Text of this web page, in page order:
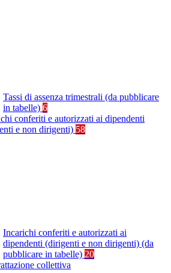
Tassi di assenza trimestrali (da pubblicare
in tabelle) 6
conferiti e autorizzati ai dipendenti
e non dirigenti) 58
Incarichi conferiti e autorizzati ai
dipendenti (dirigenti e non dirigenti) (da
pubblicare in tabelle) 20
collettiva